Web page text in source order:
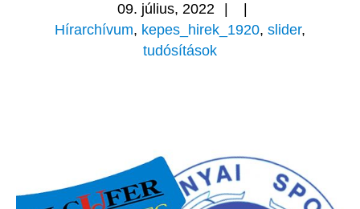
09. július, 2022
Hírarchívum, kepes_hirek_1920, slider,
tudósítások